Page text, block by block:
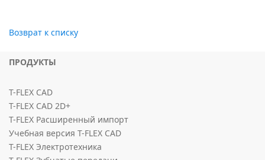
Возврат к списку
ПРОДУКТЫ
T-FLEX CAD
T-FLEX CAD 2D+
T-FLEX Расширенный импорт
Учебная версия T-FLEX CAD
T-FLEX Электротехника